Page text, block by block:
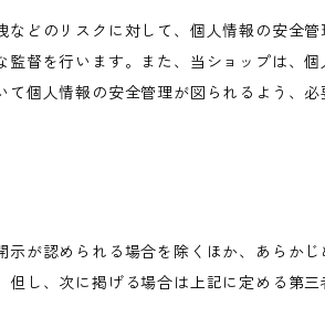
どのリスクに対して、個人情報の安全管
督を行います。また、当ショップは、個
個人情報の安全管理が図られるよう、必
が認められる場合を除くほか、あらかじ
し、次に掲げる場合は上記に定める第